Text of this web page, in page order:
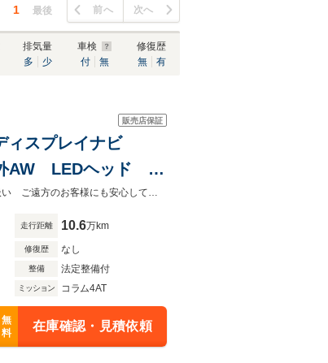
1 最後 前へ 次へ
排気量
多
少
車検
付
無
修復歴
無
有
販売店保証
ィスプレイナビ
AW LEDヘッド カ
タイタンエンジン 切り替え４WD LEDヘッドライト全国納車OK オートローン取り扱い ご遠方のお客様にも安心してお乗り頂ける一台をご提供致します☆
走行距離 10.6万km
修復歴 なし
整備 法定整備付
ミッション コラム4AT
無
料
在庫確認・見積依頼